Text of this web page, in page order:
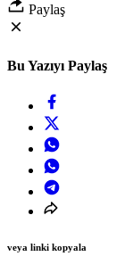
Paylaş
Bu Yazıyı Paylaş
veya linki kopyala